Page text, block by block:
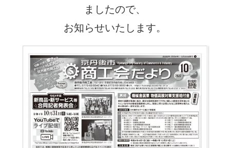
ましたので、
お知らせいたします。